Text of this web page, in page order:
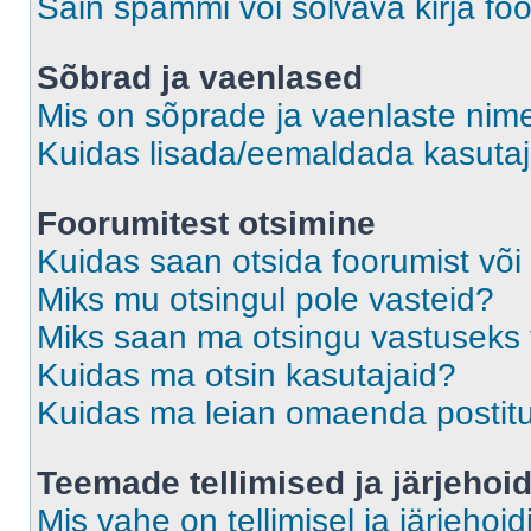
Sain spämmi või solvava kirja
Sõbrad ja vaenlased
Mis on sõprade ja vaenlaste
Kuidas lisada/eemaldada
Foorumitest otsimine
Kuidas saan otsida foorumist
Miks mu otsingul pole vasteid?
Miks saan ma otsingu
Kuidas ma otsin kasutajaid?
Kuidas ma leian omaenda
Teemade tellimised ja
Mis vahe on tellimisel ja